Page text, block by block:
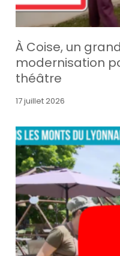
À Coise, un
modernisation
théâtre
17 juillet 2026